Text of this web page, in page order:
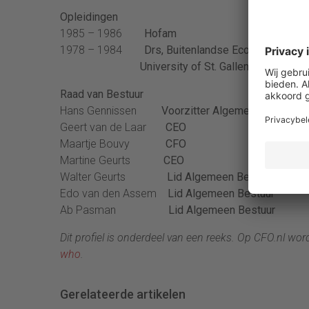
Opleidingen
1985 – 1986
Hofam
1978 – 1984
Drs, Buitenlandse Economie,
University of St. Gallen
Raad van Bestuur
Hans Gennissen Voorzitter Algemeen Bestuur
Geert van de Laar CEO
Maartje Bouvy CFO
Martine Geurts CEO
Walter Geurts
Lid Algemeen Bestuur
Edo van den Assem
Lid Algemeen Bestuur
Ab Pasman
Lid Algemeen Bestuur
Dit profiel is onderdeel van een reeks. Op CFO.nl
who
Gerelateerde artikelen